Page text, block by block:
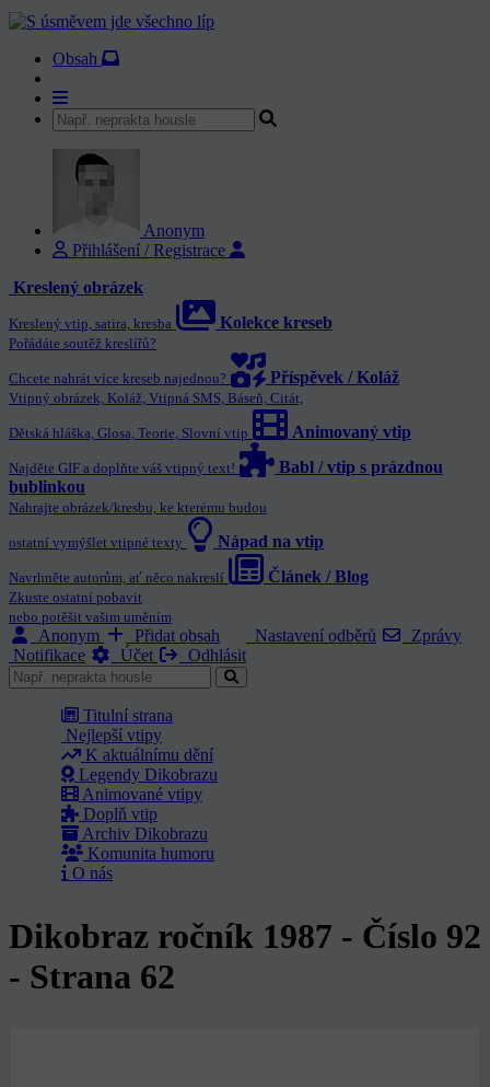
Obsah
Anonym
Přihlášení / Registrace
Kreslený obrázek
Kreslený vtip, satira, kresba Kolekce kreseb
Pořádáte soutěž kreslířů?
Chcete nahrát více kreseb najednou? Příspěvek / Koláž
Vtipný obrázek, Koláž, Vtipná SMS, Báseň, Citát,
Dětská hláška, Glosa, Teorie, Slovní vtip Animovaný vtip
Najděte GIF a doplňte váš vtipný text!
Babl / vtip s prázdnou
bublinkou
Nahrajte obrázek/kresbu, ke kterému budou
ostatní vymýšlet vtipné texty Nápad na vtip
Navrhněte autorům, ať něco nakreslí Článek / Blog
Zkuste ostatní pobavit
nebo potěšit vašim uměním
Anonym Přidat obsah Nastavení odběrů
Zprávy
Notifikace
Účet Odhlásit
Titulní strana
Nejlepší vtipy
K aktuálnímu dění
Legendy Dikobrazu
Animované vtipy
Doplň vtip
Archiv Dikobrazu
Komunita humoru
O nás
Dikobraz ročník 1987 - Číslo 92
- Strana 62